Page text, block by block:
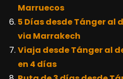
Marruecos
5 Días desde Tánger al
via Marrakech
Viaja desde Tánger al
en 4 días